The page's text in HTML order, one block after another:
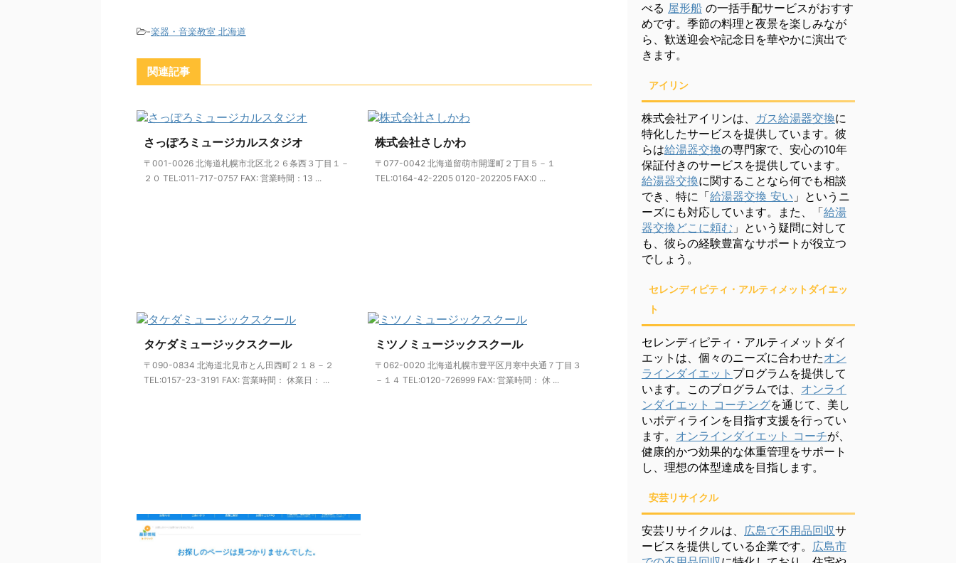
-楽器・音楽教室 北海道
関連記事
さっぽろミュージカルスタジオ
〒001-0026 北海道札幌市北区北２６条西３丁目１－
２０ TEL:011-717-0757 FAX: 営業時間：13 ...
株式会社さしかわ
〒077-0042 北海道留萌市開運町２丁目５－１
TEL:0164-42-2205 0120-202205 FAX:0 ...
タケダミュージックスクール
〒090-0834 北海道北見市とん田西町２１８－２
TEL:0157-23-3191 FAX: 営業時間： 休業日： ...
ミツノミュージックスクール
〒062-0020 北海道札幌市豊平区月寒中央通７丁目３
－１４ TEL:0120-726999 FAX: 営業時間： 休 ...
べる 屋形船 の一括手配サービスがおすす
めです。季節の料理と夜景を楽しみなが
ら、歓送迎会や記念日を華やかに演出で
きます。
アイリン
株式会社アイリンは、 ガス給湯器交換に
特化したサービスを提供しています。彼
らは給湯器交換の専門家で、安心の10年
保証付きのサービスを提供しています。
給湯器交換に関することなら何でも相談
でき、特に「給湯器交換 安い 」というニ
ーズにも対応しています。また、「給湯
器交換どこに頼む 」という疑問に対して
も、彼らの経験豊富なサポートが役立つ
でしょう。
セレンディピティ・アルティメットダイエッ
ト
セレンディピティ・アルティメットダイ
エットは、個々のニーズに合わせたオン
ラインダイエット プログラムを提供して
います。このプログラムでは、 オンライ
ンダイエット コーチングを通じて、美し
いボディラインを目指す支援を行ってい
ます。 オンラインダイエット コーチが、
健康的かつ効果的な体重管理をサポート
し、理想の体型達成を目指します。
安芸リサイクル
安芸リサイクルは、 広島で不用品回収サ
ービスを提供している企業です。 広島市